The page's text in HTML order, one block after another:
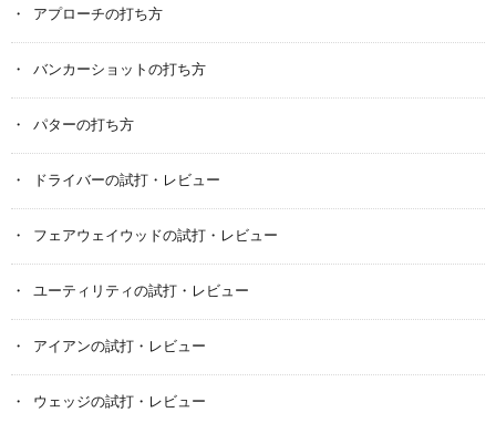
アプローチの打ち方
バンカーショットの打ち方
パターの打ち方
ドライバーの試打・レビュー
フェアウェイウッドの試打・レビュー
ユーティリティの試打・レビュー
アイアンの試打・レビュー
ウェッジの試打・レビュー